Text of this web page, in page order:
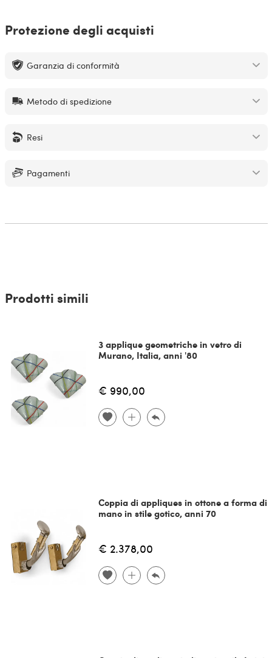
Protezione degli acquisti
Garanzia di conformità
Metodo di spedizione
Resi
Pagamenti
Prodotti simili
3 applique geometriche in vetro di
Murano, Italia, anni '80
€ 990,00
Coppia di appliques in ottone a forma di
mano in stile gotico, anni 70
€ 2.378,00